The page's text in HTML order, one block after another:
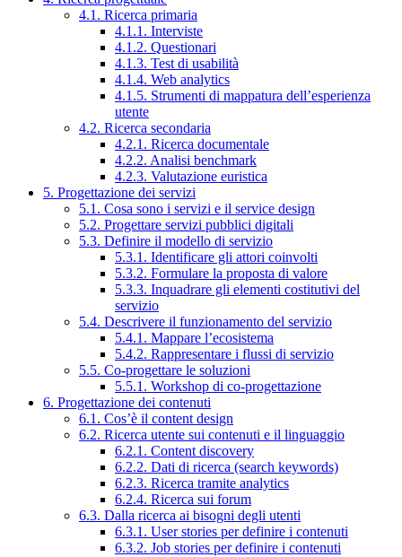
4.1. Ricerca primaria
4.1.1. Interviste
4.1.2. Questionari
4.1.3. Test di usabilità
4.1.4. Web analytics
4.1.5. Strumenti di mappatura dell’esperienza
utente
4.2. Ricerca secondaria
4.2.1. Ricerca documentale
4.2.2. Analisi benchmark
4.2.3. Valutazione euristica
5. Progettazione dei servizi
5.1. Cosa sono i servizi e il service design
5.2. Progettare servizi pubblici digitali
5.3. Definire il modello di servizio
5.3.1. Identificare gli attori coinvolti
5.3.2. Formulare la proposta di valore
5.3.3. Inquadrare gli elementi costitutivi del
servizio
5.4. Descrivere il funzionamento del servizio
5.4.1. Mappare l’ecosistema
5.4.2. Rappresentare i flussi di servizio
5.5. Co-progettare le soluzioni
5.5.1. Workshop di co-progettazione
6. Progettazione dei contenuti
6.1. Cos’è il content design
6.2. Ricerca utente sui contenuti e il linguaggio
6.2.1. Content discovery
6.2.2. Dati di ricerca (search keywords)
6.2.3. Ricerca tramite analytics
6.2.4. Ricerca sui forum
6.3. Dalla ricerca ai bisogni degli utenti
6.3.1. User stories per definire i contenuti
6.3.2. Job stories per definire i contenuti